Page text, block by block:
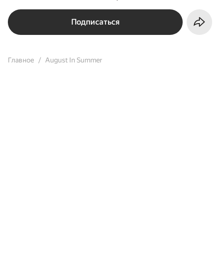
Подписаться
Главное August In Summer